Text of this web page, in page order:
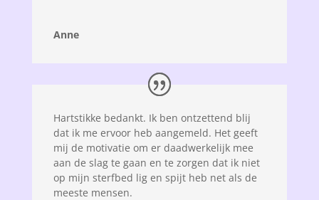
Anne
Hartstikke bedankt. Ik ben ontzettend blij
dat ik me ervoor heb aangemeld. Het geeft
mij de motivatie om er daadwerkelijk mee
aan de slag te gaan en te zorgen dat ik niet
op mijn sterfbed lig en spijt heb net als de
meeste mensen.